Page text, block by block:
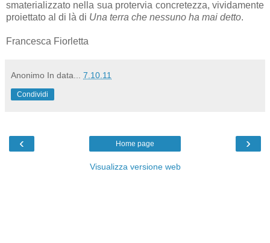
smaterializzato nella sua protervia concretezza, vividamente
proiettato al di là di Una terra che nessuno ha mai detto.
Francesca Fiorletta
Anonimo In data... 7.10.11
Condividi
‹ ›
Home page
Visualizza versione web